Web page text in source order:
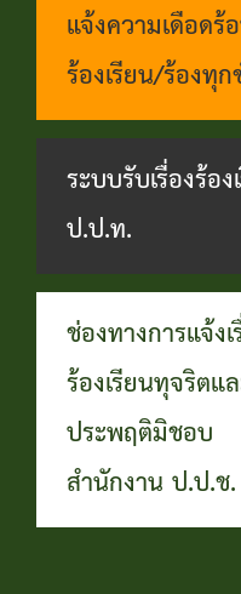
แจ้งความเดือดร้
ร้องเรียน/ร้องทุ
ระบบรับเรื่องร้อง
ป.ป.ท.
ช่องทางการแจ้งเ
ร้องเรียนทุจริตแ
ประพฤติมิชอบ
สำนักงาน ป.ป.ช.